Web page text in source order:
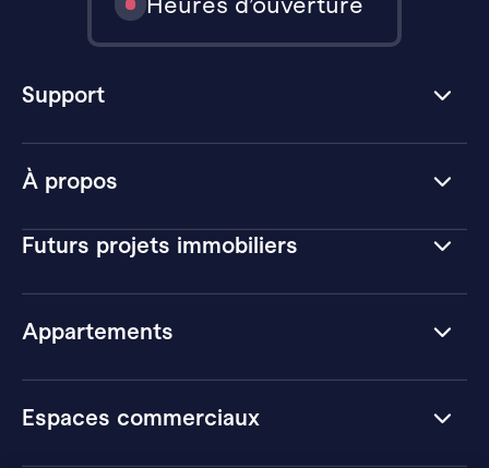
À propos
Futurs projets immobiliers
Appartements
Espaces commerciaux
Support